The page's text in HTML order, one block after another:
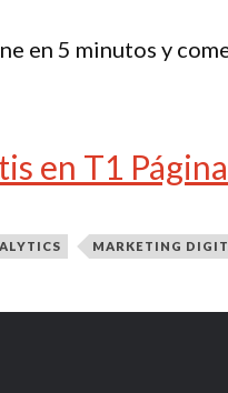
en 5 minutos y
en T1
MARKETING